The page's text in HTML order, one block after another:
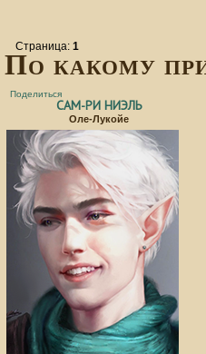
По какому
Страница:1
Поделиться
САМ-РИ НИЭЛЬ
Оле-Лукойе